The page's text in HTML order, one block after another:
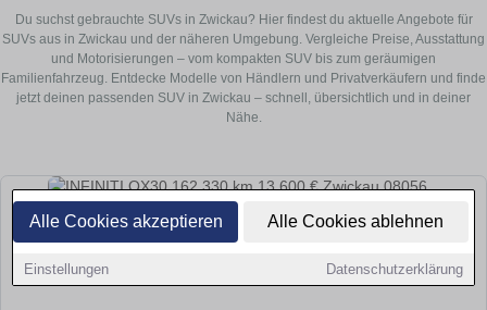
Alle Cookies akzeptieren Alle Cookies ablehnen
Einstellungen Datenschutzerklärung
Du suchst gebrauchte SUVs in Zwickau? Hier findest du aktuelle Angebote für
SUVs aus in Zwickau und der näheren Umgebung. Vergleiche Preise, Ausstattung
und Motorisierungen – vom kompakten SUV bis zum geräumigen
Familienfahrzeug. Entdecke Modelle von Händlern und Privatverkäufern und finde
jetzt deinen passenden SUV in Zwickau – schnell, übersichtlich und in deiner
Nähe.